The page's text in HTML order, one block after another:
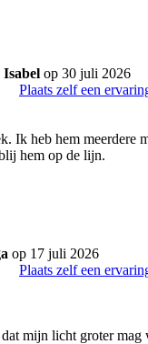
op 30 juli 2026
Plaats zelf een
Ik heb hem meerdere
hem op de lijn.
op 17 juli 2026
Plaats zelf een
mijn licht groter mag